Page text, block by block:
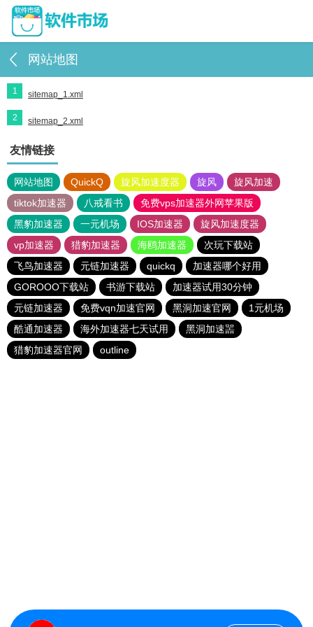
网站地图
1 sitemap_1.xml
2 sitemap_2.xml
友情链接
网站地图 QuickQ 旋风加速度器 旋风
旋风加速
tiktok加速器
八戒看书
免费vps加速器外网苹果版
黑豹加速器
一元机场 IOS加速器
旋风加速度器
vp加速器
猎豹加速器 海鸥加速器
次玩下载站
飞鸟加速器
元链加速器 quickq
加速器哪个好用
GOROOO下载站
书游下载站
加速器试用30分钟
元链加速器
免费vqn加速官网 黑洞加速官网
1元机场
酷通加速器
海外加速器七天试用
黑洞加速噐
猎豹加速器官网
outline